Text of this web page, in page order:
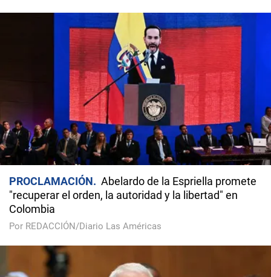
PROCLAMACIÓN
Abelardo de la Espriella promete
"recuperar el orden, la autoridad y la libertad" en
Colombia
Por REDACCIÓN/Diario Las Américas